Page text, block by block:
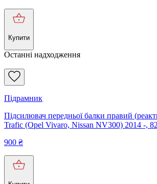
Купити
Останні надходження
Підрамник
Підсилювач передньої балки правий
Trafic (Opel Vivaro, Nissan NV300) 2014 -,
900 ₴